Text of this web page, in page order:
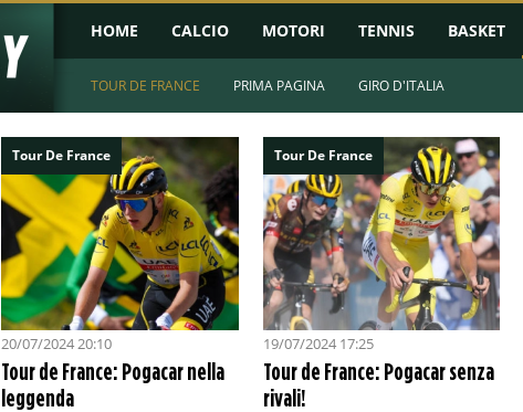
HOME CALCIO MOTORI TENNIS BASKET
TOUR DE FRANCE PRIMA PAGINA GIRO D'ITALIA
Tour De France
20/07/2024 20:10
Tour de France: Pogacar nella
leggenda
Tour De France
19/07/2024 17:25
Tour de France: Pogacar senza
rivali!